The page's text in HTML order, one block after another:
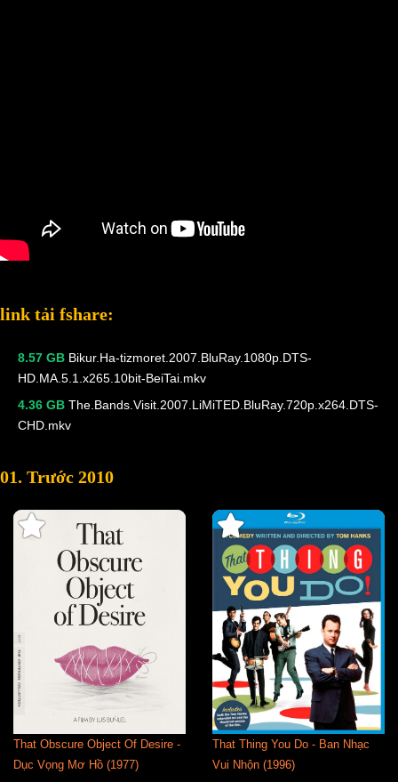
link tải fshare:
8.57 GBBikur.Ha-tizmoret.2007.BluRay.1080p.DTS-
HD.MA.5.1.x265.10bit-BeiTai.mkv
4.36 GBThe.Bands.Visit.2007.LiMiTED.BluRay.720p.x264.DTS-
CHD.mkv
01. Trước 2010
That Obscure Object Of Desire -
Dục Vọng Mơ Hồ (1977)
That Thing You Do - Ban Nhạc
Vui Nhộn (1996)